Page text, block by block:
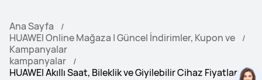
Ana Sayfa
HUAWEI Online Mağaza | Güncel İndirimler, Kupon ve
Kampanyalar
kampanyalar
HUAWEI Akıllı Saat, Bileklik ve Giyilebilir Cihaz Fiyatları